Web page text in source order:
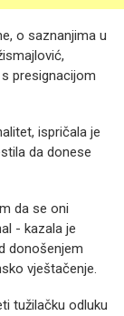
o saznanjima u
presignacijom
ispričala je
da donese
da se oni
- kazala je
donošenjem
vještačenje.
tužilačku odluku